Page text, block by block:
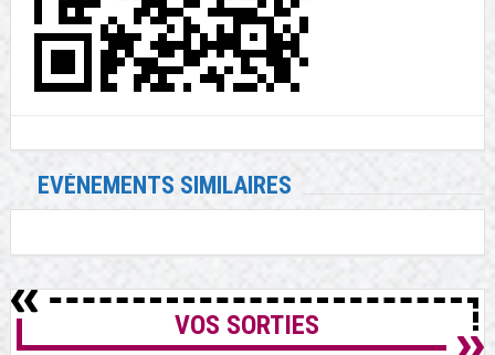
EVÉNEMENTS SIMILAIRES
VOS SORTIES